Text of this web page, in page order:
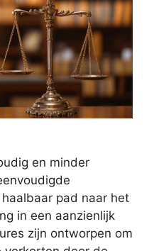
en minder
pad naar het
in een aanzienlijk
zijn ontworpen om